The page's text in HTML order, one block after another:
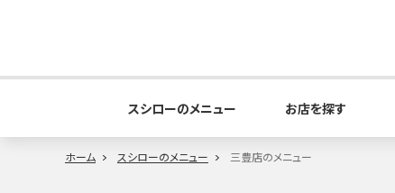
スシローのメニュー お店を探す
ホーム スシローのメニュー 三豊店のメニュー